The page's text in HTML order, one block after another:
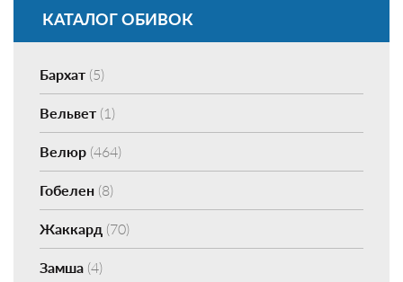
КАТАЛОГ ОБИВОК
Бархат (5)
Вельвет (1)
Велюр (464)
Гобелен (8)
Жаккард (70)
Замша (4)